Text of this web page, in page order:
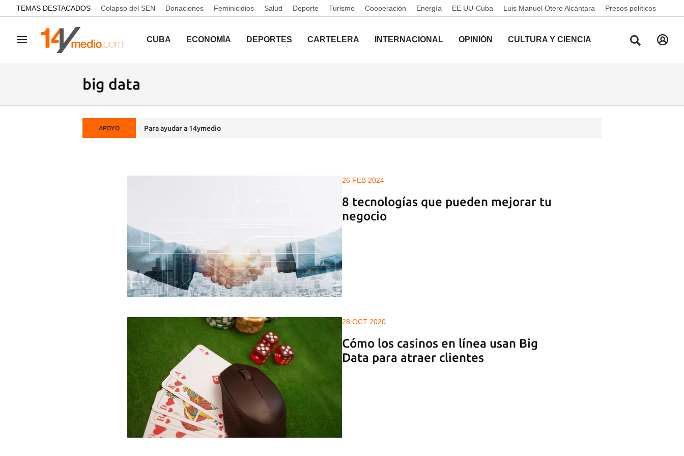
common.go-to-content
TEMAS DESTACADOS Colapso del SEN Donaciones Feminicidios Salud Deporte Turismo Cooperación Energía EE UU-Cuba Luis Manuel Otero Alcántara Presos políticos
Navegación CUBA ECONOMÍA DEPORTES CARTELERA INTERNACIONAL OPINIÓN CULTURA Y CIENCIA
big data
APOYO Para ayudar a 14ymedio
26 FEB 2024
8 tecnologías que pueden mejorar tu
negocio
28 OCT 2020
Cómo los casinos en línea usan Big
Data para atraer clientes